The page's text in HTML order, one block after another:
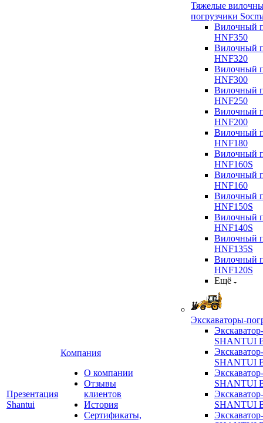
Презентация
Shantui
Компания
О компании
Отзывы
клиентов
История
Сертификаты,
Тяжелые
погрузчики
Вилочный
HNF350
Вилочный
HNF320
Вилочный
HNF300
Вилочный
HNF250
Вилочный
HNF200
Вилочный
HNF180
Вилочный
HNF160S
Вилочный
HNF160
Вилочный
HNF150S
Вилочный
HNF140S
Вилочный
HNF135S
Вилочный
HNF120S
Ещё
Экскаваторы-
SHANTUI
SHANTUI
SHANTUI
SHANTUI